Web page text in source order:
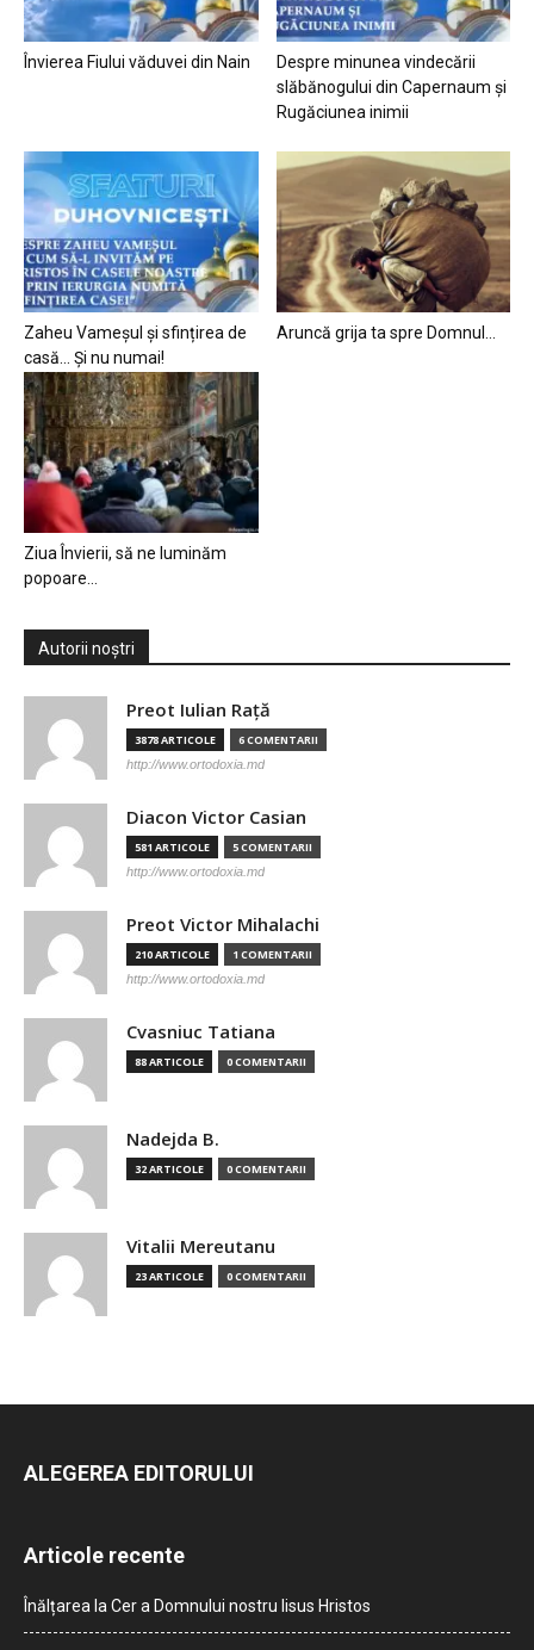
Învierea Fiului văduvei din Nain
Despre minunea vindecării
slăbănogului din Capernaum și
Rugăciunea inimii
Zaheu Vameșul și sfințirea de
casă… Și nu numai!
Aruncă grija ta spre Domnul…
Ziua Învierii, să ne luminăm
popoare…
Autorii noștri
Preot Iulian Raţă
3878 ARTICOLE 6 COMENTARII
http://www.ortodoxia.md
Diacon Victor Casian
581 ARTICOLE 5 COMENTARII
http://www.ortodoxia.md
Preot Victor Mihalachi
210 ARTICOLE 1 COMENTARII
http://www.ortodoxia.md
Cvasniuc Tatiana
88 ARTICOLE 0 COMENTARII
Nadejda B.
32 ARTICOLE 0 COMENTARII
Vitalii Mereutanu
23 ARTICOLE 0 COMENTARII
ALEGEREA EDITORULUI
Articole recente
Înălțarea la Cer a Domnului nostru Iisus Hristos